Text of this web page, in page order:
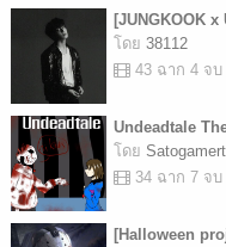
[JUNGKOOK
โดย 38112
43 ฉาก 4 จบ
Undeadtale
โดย
34 ฉาก 7 จบ
[Halloween